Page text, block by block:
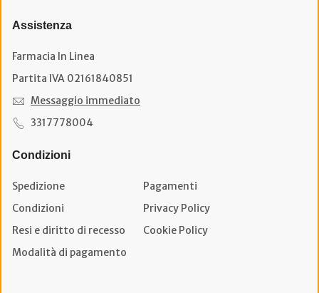
Assistenza
Farmacia In Linea
Partita IVA 02161840851
Messaggio immediato
3317778004
Condizioni
Spedizione
Pagamenti
Condizioni
Privacy Policy
Resi e diritto di recesso
Cookie Policy
Modalità di pagamento